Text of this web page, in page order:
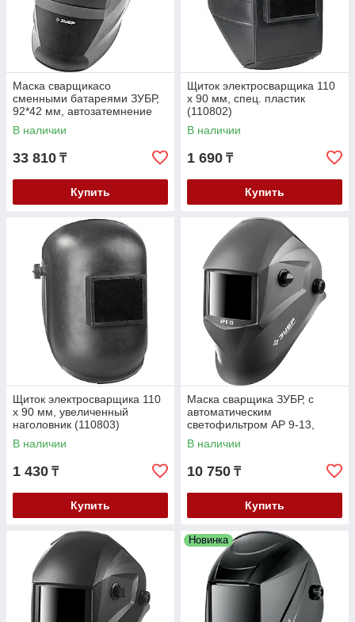
Маска сварщикасо
сменными батареями ЗУБР,
92*42 мм, автозатемнение
(11070)
В наличии
33 810 ₸
Купить
Щиток электросварщика 110
х 90 мм, спец. пластик
(110802)
В наличии
1 690 ₸
Купить
Щиток электросварщика 110
х 90 мм, увеличенный
наголовник (110803)
В наличии
1 430 ₸
Купить
Маска сварщика ЗУБР, с
автоматическим
светофильтром АР 9-13,
затемнение 4/9-13, серия
"Профессионал" (11073)
В наличии
10 750 ₸
Купить
Новинка